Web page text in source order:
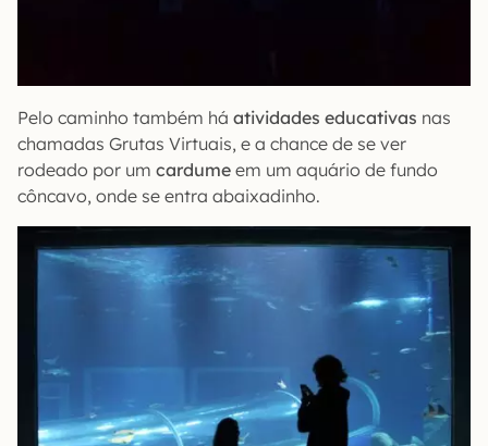
Pelo caminho também há atividades educativas nas
chamadas Grutas Virtuais, e a chance de se ver
rodeado por um cardume em um aquário de fundo
côncavo, onde se entra abaixadinho.